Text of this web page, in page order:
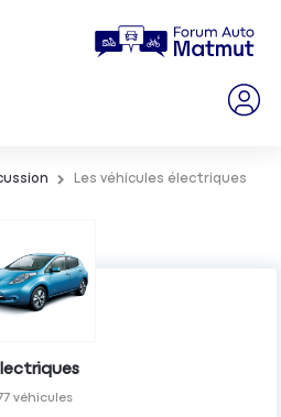
Les véhicules électriques
véhicules